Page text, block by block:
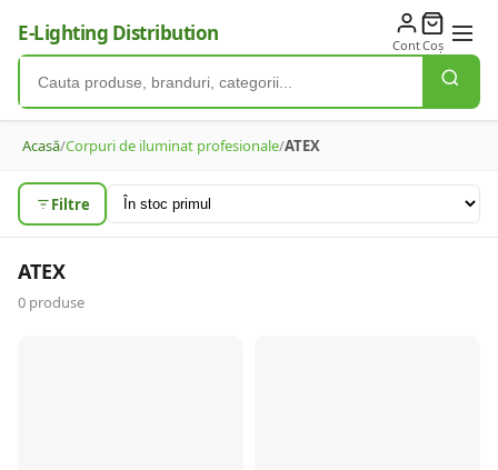
E-Lighting Distribution ContCoș
Acasă/Corpuri de iluminat profesionale/ATEX
Filtre
ATEX
0 produse